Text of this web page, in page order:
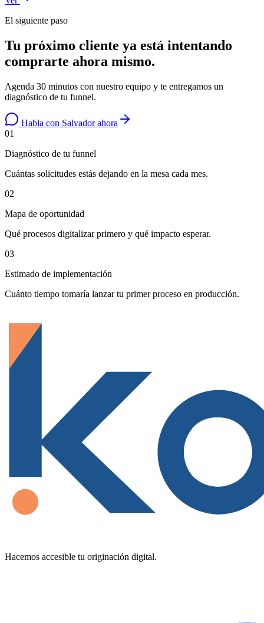
El siguiente paso
Tu próximo cliente ya está intentando
comprarte ahora mismo.
Agenda 30 minutos con nuestro equipo y te entregamos un
diagnóstico de tu funnel.
Habla con Salvador ahora
01
Diagnóstico de tu funnel
Cuántas solicitudes estás dejando en la mesa cada mes.
02
Mapa de oportunidad
Qué procesos digitalizar primero y qué impacto esperar.
03
Estimado de implementación
Cuánto tiempo tomaría lanzar tu primer proceso en producción.
Hacemos accesible tu originación digital.